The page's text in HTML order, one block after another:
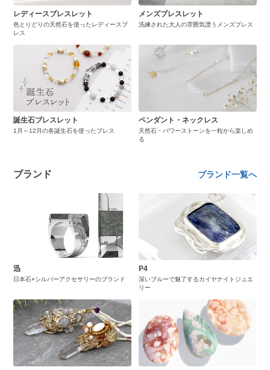
レディースブレスレット
色とりどりの天然石を使ったレディースブ
レス
メンズブレスレット
洗練された大人の雰囲気漂うメンズブレス
誕生石ブレスレット
1月～12月の各誕生石を使ったブレス
ペンダント・ネックレス
天然石・パワーストーンを一粒から楽しめ
る
ブランド ブランド一覧へ
迅
日本石×シルバーアクセサリーのブランド
P4
深いブルーで魅了するカイヤナイトジュエ
リー